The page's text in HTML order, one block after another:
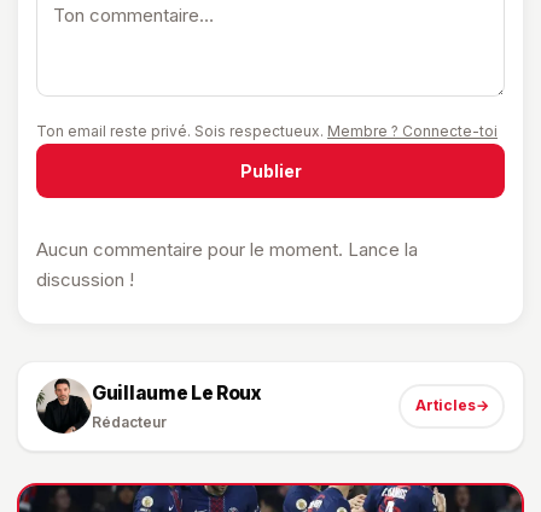
Ton email reste privé. Sois respectueux. Membre ? Connecte-toi
Publier
Aucun commentaire pour le moment. Lance la
discussion !
Guillaume Le Roux
Rédacteur
Articles→